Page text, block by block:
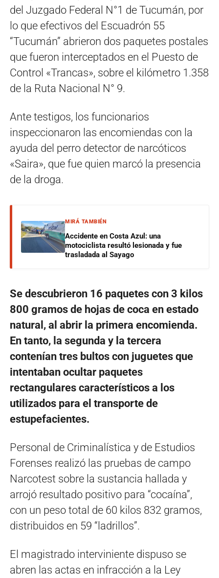
del Juzgado Federal N°1 de Tucumán, por
lo que efectivos del Escuadrón 55
“Tucumán” abrieron dos paquetes postales
que fueron interceptados en el Puesto de
Control «Trancas», sobre el kilómetro 1.358
de la Ruta Nacional N° 9.
Ante testigos, los funcionarios
inspeccionaron las encomiendas con la
ayuda del perro detector de narcóticos
«Saira», que fue quien marcó la presencia
de la droga.
MIRÁ TAMBIÉN
Accidente en Costa Azul: una
motociclista resultó lesionada y fue
trasladada al Sayago
Se descubrieron 16 paquetes con 3 kilos
800 gramos de hojas de coca en estado
natural, al abrir la primera encomienda.
En tanto, la segunda y la tercera
contenían tres bultos con juguetes que
intentaban ocultar paquetes
rectangulares característicos a los
utilizados para el transporte de
estupefacientes.
Personal de Criminalística y de Estudios
Forenses realizó las pruebas de campo
Narcotest sobre la sustancia hallada y
arrojó resultado positivo para “cocaína”,
con un peso total de 60 kilos 832 gramos,
distribuidos en 59 “ladrillos”.
El magistrado interviniente dispuso se
abren las actas en infracción a la Ley